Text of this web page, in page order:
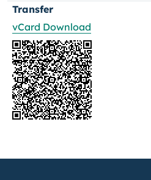
Transfer
vCard Download